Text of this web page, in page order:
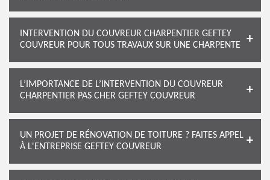
INTERVENTION DU COUVREUR CHARPENTIER GEFTEY
COUVREUR POUR TOUS TRAVAUX SUR UNE CHARPENTE
L’IMPORTANCE DE L’INTERVENTION DU COUVREUR
CHARPENTIER PAS CHER GEFTEY COUVREUR
UN PROJET DE RÉNOVATION DE TOITURE ? FAITES APPEL
À L'ENTREPRISE GEFTEY COUVREUR